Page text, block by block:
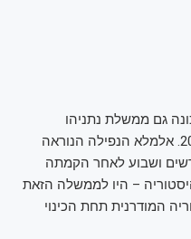
גם ממשלת נתניהו
השישית) הוקמה ב־29 בדצמבר 2022. אלמלא הנפילה הנוראה
המדינה, שהתרחשה 9 חודשים ושבוע לאחר הקמתה
– היו לממשלה הזאת
המודרנית תחת הכינוי